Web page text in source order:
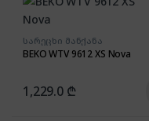
სარეცხი მანქანა
BEKO WTV 9612 XS Nova
1,229.0 ₾